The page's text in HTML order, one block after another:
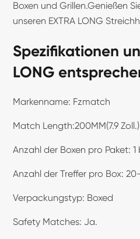
Boxen und Grillen.Genießen
unseren EXTRA LONG
Spezifikationen
LONG
Markenname: Fzmatch
Match Length:200MM(7.9 Zoll.)
Anzahl der Boxen pro Paket: 1
Anzahl der Treffer pro Box:
Verpackungstyp: Boxed
Safety Matches: Ja.